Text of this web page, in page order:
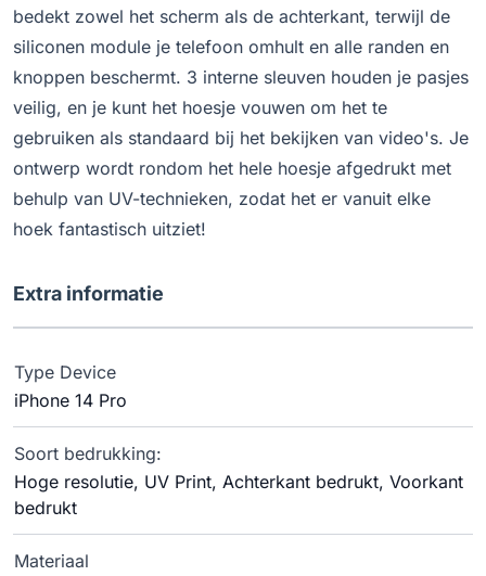
bedekt zowel het scherm als de achterkant, terwijl de
siliconen module je telefoon omhult en alle randen en
knoppen beschermt. 3 interne sleuven houden je pasjes
veilig, en je kunt het hoesje vouwen om het te
gebruiken als standaard bij het bekijken van video's. Je
ontwerp wordt rondom het hele hoesje afgedrukt met
behulp van UV-technieken, zodat het er vanuit elke
hoek fantastisch uitziet!
Extra informatie
Type Device
iPhone 14 Pro
Soort bedrukking:
Hoge resolutie, UV Print, Achterkant bedrukt, Voorkant
bedrukt
Materiaal